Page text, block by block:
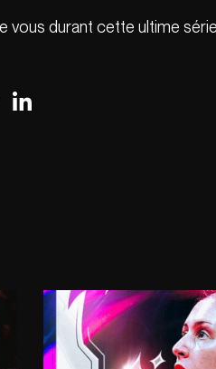
vous durant cette ultime